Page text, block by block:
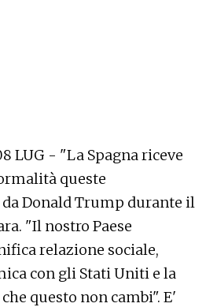
LUG - "La Spagna riceve
queste
Donald Trump durante il
"Il nostro Paese
relazione sociale,
con gli Stati Uniti e la
questo non cambi". E'